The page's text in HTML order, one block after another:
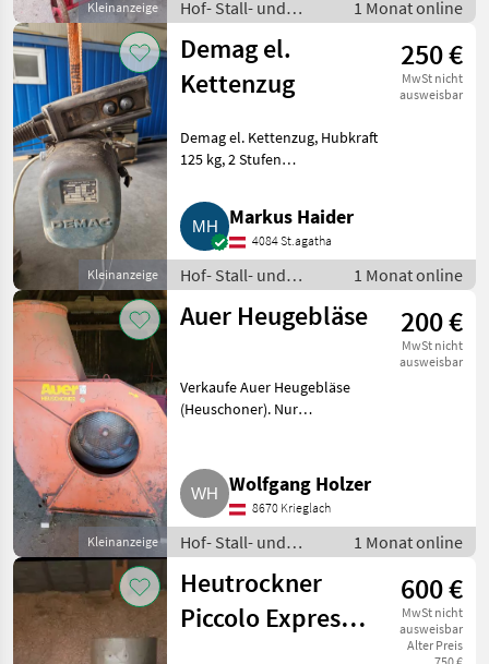
Kleinanzeige
Hof- Stall- und
Weidetechnik /
Heutechnik
1 Monat online
Kleinanzeige
Demag el.
Kettenzug
250 €
MwSt nicht
ausweisbar
Demag el. Kettenzug, Hubkraft
125 kg, 2 Stufen
V Stromanschluss, Kettenlänge
3 m. Preis: € 250, -. Hof- Stall-
und Weidetechnik Heutech
Markus Haider
4084 St.agatha
Hof- Stall- und
Weidetechnik /
Heutechnik
1 Monat online
Kleinanzeige
Auer Heugebläse 200 €
MwSt nicht
ausweisbar
Verkaufe Auer Heugebläse
(Heuschoner). Nur
Umtausch und keine Rückgabe
möglich. Hof- Stall- und
Weidetechni
Wolfgang Holzer
8670 Krieglach
Hof- Stall- und
Weidetechnik /
Heutechnik
1 Monat online
Heutrockner
Piccolo Express
600 €
MwSt nicht
ausweisbar
Alter Preis